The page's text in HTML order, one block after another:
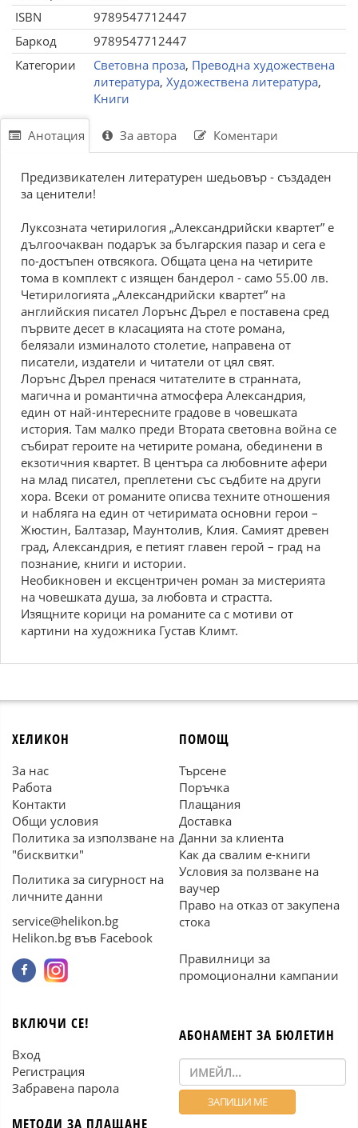
ISBN
9789547712447
Баркод
9789547712447
Категории
Световна проза, Преводна художествена
литература, Художествена литература,
Книги
Анотация За автора Коментари
Предизвикателен литературен шедьовър - създаден
за ценители!
Луксозната четирилогия „Александрийски квартет” е
дългоочакван подарък за българския пазар и сега е
по-достъпен отвсякога. Общата цена на четирите
тома в комплект с изящен бaндерол - само 55.00 лв.
Четирилогията „Александрийски квартет” на
английския писател Лорънс Дърел е поставена сред
първите десет в класацията на стоте романа,
белязали изминалото столетие, направена от
писатели, издатели и читатели от цял свят.
Лорънс Дърел пренася читателите в странната,
магична и романтична атмосфера Александрия,
един от най-интересните градове в човешката
история. Там малко преди Втората световна война се
събират героите на четирите романа, обединени в
екзотичния квартет. В центъра са любовните афери
на млад писател, преплетени със съдбите на други
хора. Всеки от романите описва техните отношения
и набляга на един от четиримата основни герои –
Жюстин, Балтазар, Маунтолив, Клия. Самият древен
град, Александрия, е петият главен герой – град на
познание, книги и истории.
Необикновен и ексцентричен роман за мистерията
на човешката душа, за любовта и страстта.
Изящните корици на романите са с мотиви от
картини на художника Густав Климт.
ХЕЛИКОН
За нас
Работа
Контакти
Общи условия
Политика за използване на
"бисквитки"
Политика за сигурност на
личните данни
service@helikon.bg
Helikon.bg във Facebook
ПОМОЩ
Търсене
Поръчка
Плащания
Доставка
Данни за клиента
Как да свалим е-книги
Условия за ползване на
ваучер
Право на отказ от закупена
стока
Правилници за
промоционални кампании
ВКЛЮЧИ СЕ!
Вход
Регистрация
Забравена парола
МЕТОДИ ЗА ПЛАЩАНЕ
АБОНАМЕНТ ЗА БЮЛЕТИН